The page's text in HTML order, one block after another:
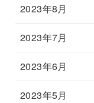
2023年8月
2023年7月
2023年6月
2023年5月